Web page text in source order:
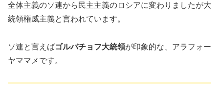
全体主義のソ連から民主主義のロシアに変わりましたが大
統領権威主義と言われています。
ソ連と言えばゴルバチョフ大統領が印象的な、アラフォー
ヤママメです。